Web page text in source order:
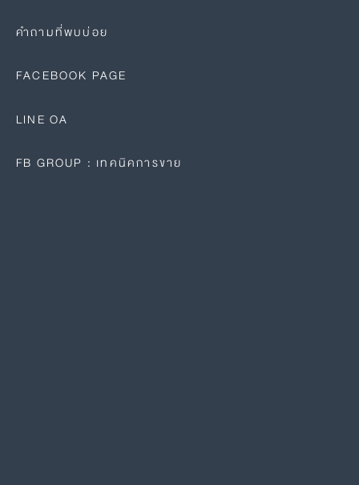
คำถามที่พบบ่อย
FACEBOOK PAGE
LINE OA
FB GROUP : เทคนิคการขาย